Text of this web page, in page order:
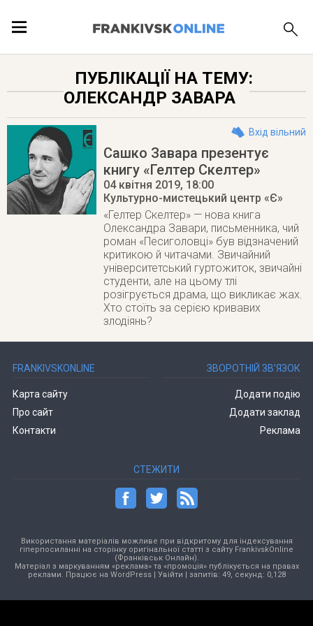
ЛОКАЦІЇ
ПУБЛІКАЦІЇ
ПУБЛІКАЦІЇ НА ТЕМУ:
ОЛЕКСАНДР ЗАВАРА
Вхід вільний
Сашко Завара презентує
книгу «Гелтер Скелтер»
04 квітня 2019, 18:00
Культурно-мистецький центр «Є»
«Гелтер Скелтер» — нова книга
Олександра Завари, письменника, чий
роман «Песиголовці» був відзначений
критикою й читачами. Звичайний
університетський гуртожиток, звичайні
студенти, але на цьому тлі
розігрується драма, що викликає жах.
Хто стоїть за серією кривавих
злодіянь?
FRANKIVSKONLINE
Карта сайту
Про сайт
Контакти
ЗВОРОТНІЙ ЗВ’ЯЗОК
Додати подію
Додати заклад
Реклама
СТЕЖИТИ
Використання матеріалів можливе при відкритому для індексування
гіперпосиланні на сторінку оригінальної статті з сайту FrankivskOnline
(Франківськ Онлайн).
Матеріал з маркуванням «реклама» та «промоція» публікується на правах
реклами. Працює на WordPress| Увійти | запитів: 49, секунд: 0,128